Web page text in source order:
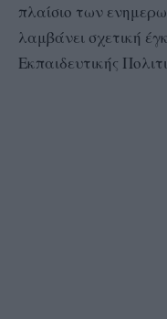
πλαίσιο των
λαμβάνει σχετική
Εκπαιδευτικής